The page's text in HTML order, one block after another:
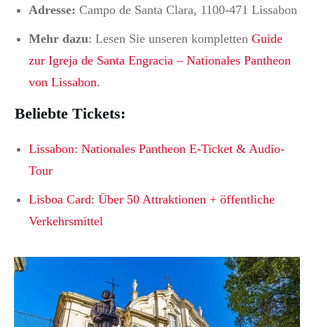
Adresse: Campo de Santa Clara, 1100-471 Lissabon
Mehr dazu: Lesen Sie unseren kompletten Guide
zur Igreja de Santa Engracia – Nationales Pantheon
von Lissabon.
Beliebte Tickets:
Lissabon: Nationales Pantheon E-Ticket & Audio-
Tour
Lisboa Card: Über 50 Attraktionen + öffentliche
Verkehrsmittel